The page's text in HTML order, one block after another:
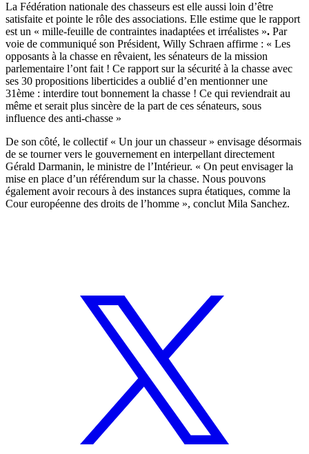
La Fédération nationale des chasseurs est elle aussi loin d’être
satisfaite et pointe le rôle des associations. Elle estime que le rapport
est un « mille-feuille de contraintes inadaptées et irréalistes ». Par
voie de communiqué son Président, Willy Schraen affirme : « Les
opposants à la chasse en rêvaient, les sénateurs de la mission
parlementaire l’ont fait ! Ce rapport sur la sécurité à la chasse avec
ses 30 propositions liberticides a oublié d’en mentionner une
31ème : interdire tout bonnement la chasse ! Ce qui reviendrait au
même et serait plus sincère de la part de ces sénateurs, sous
influence des anti-chasse »
De son côté, le collectif « Un jour un chasseur » envisage désormais
de se tourner vers le gouvernement en interpellant directement
Gérald Darmanin, le ministre de l’Intérieur. « On peut envisager la
mise en place d’un référendum sur la chasse. Nous pouvons
également avoir recours à des instances supra étatiques, comme la
Cour européenne des droits de l’homme », conclut Mila Sanchez.